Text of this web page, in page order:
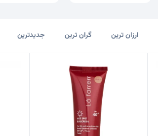
ارزان ترین گران ترین جدیدترین